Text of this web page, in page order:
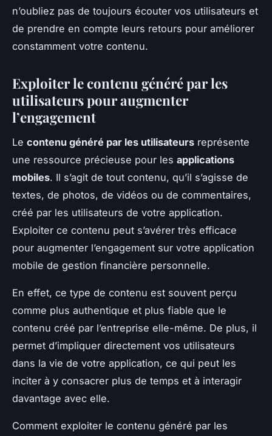
n’oubliez pas de toujours écouter vos utilisateurs et
de prendre en compte leurs retours pour améliorer
constamment votre contenu.
Exploiter le contenu généré par les
utilisateurs pour augmenter
l’engagement
Le contenu généré par les utilisateurs représente
une ressource précieuse pour les applications
mobiles. Il s’agit de tout contenu, qu’il s’agisse de
textes, de photos, de vidéos ou de commentaires,
créé par les utilisateurs de votre application.
Exploiter ce contenu peut s’avérer très efficace
pour augmenter l’engagement sur votre application
mobile de gestion financière personnelle.
En effet, ce type de contenu est souvent perçu
comme plus authentique et plus fiable que le
contenu créé par l’entreprise elle-même. De plus, il
permet d’impliquer directement vos utilisateurs
dans la vie de votre application, ce qui peut les
inciter à y consacrer plus de temps et à interagir
davantage avec elle.
Comment exploiter le contenu généré par les